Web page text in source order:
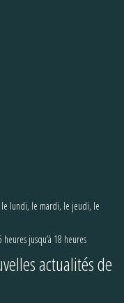
le lundi, le mardi, le jeudi, le
jusqu’à 18 heures
actualités de